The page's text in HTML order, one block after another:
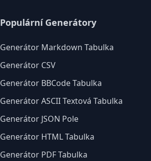
Populární Generátory
Generátor Markdown Tabulka
Generátor CSV
Generátor BBCode Tabulka
Generátor ASCII Textová Tabulka
Generátor JSON Pole
Generátor HTML Tabulka
Generátor PDF Tabulka